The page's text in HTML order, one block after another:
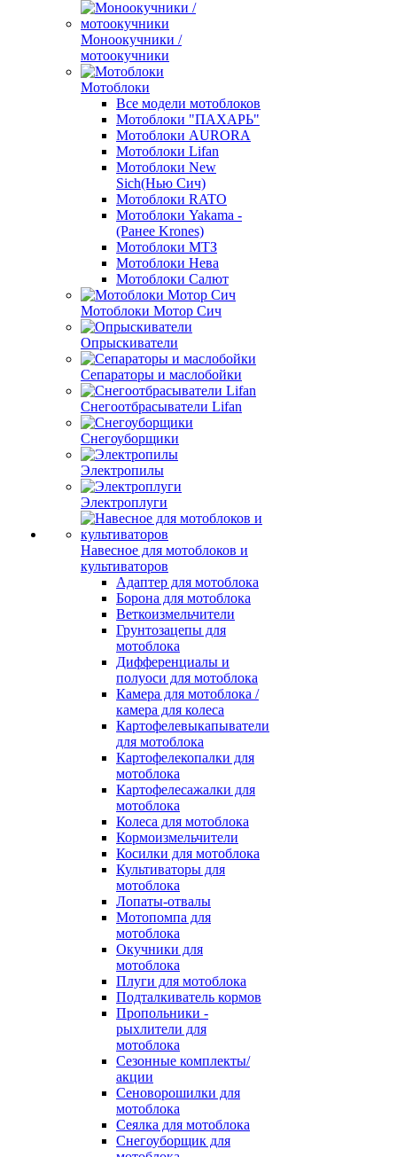
Моноокучники /
мотоокучники
Мотоблоки
Все модели мотоблоков
Мотоблоки "ПАХАРЬ"
Мотоблоки AURORA
Мотоблоки Lifan
Мотоблоки New
Sich(Нью Сич)
Мотоблоки RATO
Мотоблоки Yakama -
(Ранее Krones)
Мотоблоки МТЗ
Мотоблоки Нева
Мотоблоки Салют
Мотоблоки Мотор Сич
Опрыскиватели
Сепараторы и маслобойки
Снегоотбрасыватели Lifan
Снегоуборщики
Электропилы
Электроплуги
Навесное для мотоблоков и
культиваторов
Адаптер для мотоблока
Борона для мотоблока
Веткоизмельчители
Грунтозацепы для
мотоблока
Дифференциалы и
полуоси для мотоблока
Камера для мотоблока /
камера для колеса
Картофелевыкапыватели
для мотоблока
Картофелекопалки для
мотоблока
Картофелесажалки для
мотоблока
Колеса для мотоблока
Кормоизмельчители
Косилки для мотоблока
Культиваторы для
мотоблока
Лопаты-отвалы
Мотопомпа для
мотоблока
Окучники для
мотоблока
Плуги для мотоблока
Подталкиватель кормов
Пропольники -
рыхлители для
мотоблока
Сезонные комплекты/
акции
Сеноворошилки для
мотоблока
Сеялка для мотоблока
Снегоуборщик для